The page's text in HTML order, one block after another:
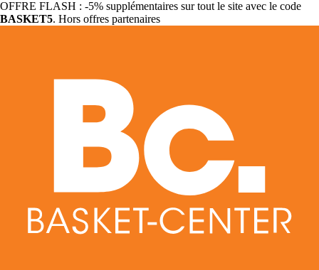
OFFRE FLASH : -5% supplémentaires sur tout le site avec le code
BASKET5. Hors offres partenaires